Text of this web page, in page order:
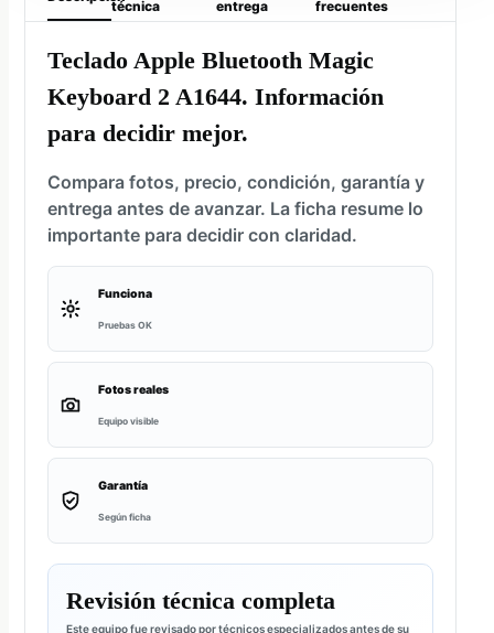
técnica
entrega
frecuentes
Teclado Apple Bluetooth Magic
Keyboard 2 A1644. Información
para decidir mejor.
Compara fotos, precio, condición, garantía y
entrega antes de avanzar. La ficha resume lo
importante para decidir con claridad.
Funciona
Pruebas OK
Fotos reales
Equipo visible
Garantía
Según ficha
Revisión técnica completa
Este equipo fue revisado por técnicos especializados antes de su